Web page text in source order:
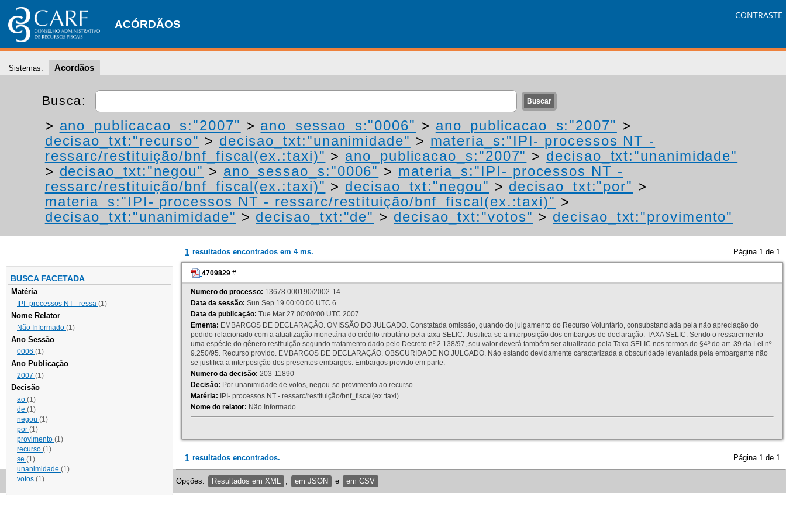
ACÓRDÃOS
CONTRASTE
Sistemas: Acordãos
Busca:
> ano_publicacao_s:"2007" > ano_sessao_s:"0006" > ano_publicacao_s:"2007" >
decisao_txt:"recurso" > decisao_txt:"unanimidade" > materia_s:"IPI- processos NT -
ressarc/restituição/bnf_fiscal(ex.:taxi)" > ano_publicacao_s:"2007" > decisao_txt:"unanimidade"
> decisao_txt:"negou" > ano_sessao_s:"0006" > materia_s:"IPI- processos NT -
ressarc/restituição/bnf_fiscal(ex.:taxi)" > decisao_txt:"negou" > decisao_txt:"por" >
materia_s:"IPI- processos NT - ressarc/restituição/bnf_fiscal(ex.:taxi)" >
decisao_txt:"unanimidade" > decisao_txt:"de" > decisao_txt:"votos" > decisao_txt:"provimento"
BUSCA FACETADA
Matéria
IPI- processos NT - ressa (1)
Nome Relator
Não Informado (1)
Ano Sessão
0006 (1)
Ano Publicação
2007 (1)
Decisão
ao (1)
de (1)
negou (1)
por (1)
provimento (1)
recurso (1)
se (1)
unanimidade (1)
votos (1)
1 resultados encontrados em 4 ms. Página 1 de 1
4709829 #
Numero do processo: 13678.000190/2002-14
Data da sessão: Sun Sep 19 00:00:00 UTC 6
Data da publicação: Tue Mar 27 00:00:00 UTC 2007
Ementa: EMBARGOS DE DECLARAÇÃO. OMISSÃO DO JULGADO. Constatada omissão, quando do julgamento do Recurso Voluntário, consubstanciada pela não apreciação do
pedido relacionado com a atualização monetária do crédito tributário pela taxa SELIC. Justifica-se a interposição dos embargos de declaração. TAXA SELIC. Sendo o ressarcimento
uma espécie do gênero restituição segundo tratamento dado pelo Decreto nº 2.138/97, seu valor deverá também ser atualizado pela Taxa SELIC nos termos do §4º do art. 39 da Lei nº
9.250/95. Recurso provido. EMBARGOS DE DECLARAÇÃO. OBSCURIDADE NO JULGADO. Não estando devidamente caracterizada a obscuridade levantada pela embargante não
se justifica a interposição dos presentes embargos. Embargos provido em parte.
Numero da decisão: 203-11890
Decisão: Por unanimidade de votos, negou-se provimento ao recurso.
Matéria: IPI- processos NT - ressarc/restituição/bnf_fiscal(ex.:taxi)
Nome do relator: Não Informado
1 resultados encontrados. Página 1 de 1
Opções: Resultados em XML em JSON e em CSV